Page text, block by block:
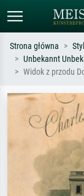
Monet,
impresjonizm, fala
Strona główna
Unbekannt
Widok z przodu